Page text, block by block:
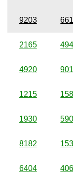
9203
2165
4920
1215
1930
8182
6404